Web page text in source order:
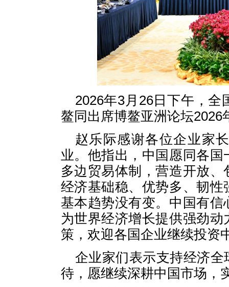
2026年3月26日下午，
鳌同出席博鳌亚洲论坛
赵乐际感谢各位企业家
业。他指出，中国愿同各
多边贸易体制，营造开放
经济基础稳、优势多、韧
基本趋势没有变。中国有
为世界经济增长提供强劲
策，欢迎各国企业继续投资
企业家们表示支持经济
待，愿继续深耕中国市场，